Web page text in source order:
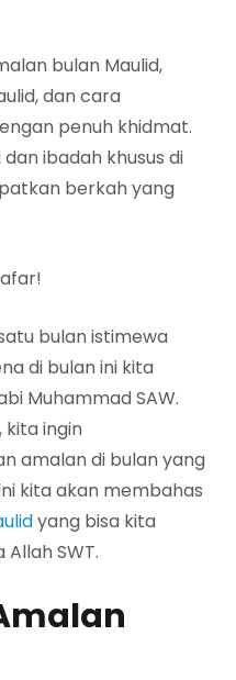
bulan Maulid,
dan cara
penuh khidmat.
ibadah khusus di
berkah yang
bulan istimewa
di bulan ini kita
Muhammad SAW.
kita ingin
amalan di bulan yang
kita akan membahas
yang bisa kita
SWT.